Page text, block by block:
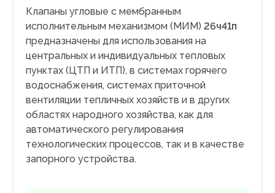
Клапаны угловые с мембранным
исполнительным механизмом (МИМ) 26ч41п
предназначены для использования на
центральных и индивидуальных тепловых
пунктах (ЦТП и ИТП), в системах горячего
водоснабжения, системах приточной
вентиляции тепличных хозяйств и в других
областях народного хозяйства, как для
автоматического регулирования
технологических процессов, так и в качестве
запорного устройства.